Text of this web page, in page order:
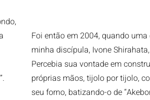
Foi então em 2004, quando
minha discípula, Ivone
Percebia sua vontade em
próprias mãos, tijolo por tijolo,
seu forno, batizando-o de